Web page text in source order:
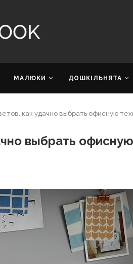
МАЛЮКИ ДОШКІЛЬНЯТА
как удачно выбрать офисную
выбрать